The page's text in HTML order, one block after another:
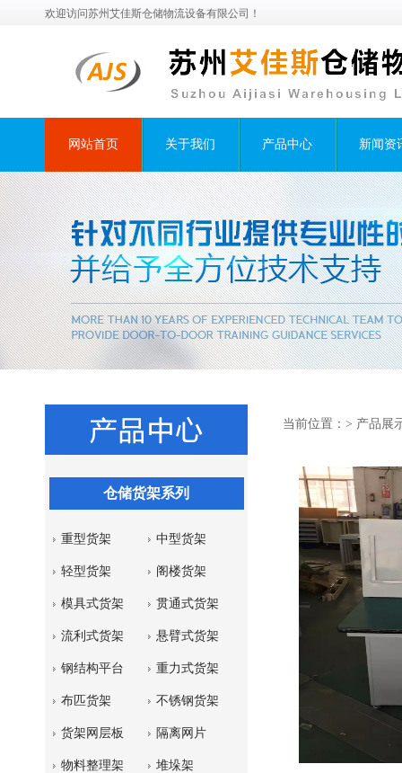
欢迎访问苏州艾佳斯仓储物流设备有限公司！
网站首页 关于我们 产品中心 新闻资
仓储货架系列
重型货架 中型货架
轻型货架 阁楼货架
模具式货架 贯通式货架
流利式货架 悬臂式货架
钢结构平台 重力式货架
布匹货架 不锈钢货架
货架网层板 隔离网片
物料整理架 堆垛架
当前位置：> 产品展